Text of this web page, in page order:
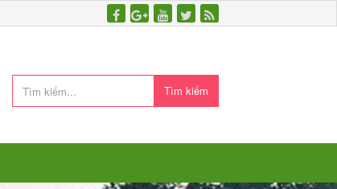
Tìm kiếm